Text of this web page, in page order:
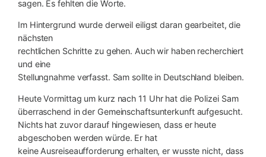
sagen. Es fehlten die Worte.
Im Hintergrund wurde derweil eiligst daran gearbeitet, die
nächsten
rechtlichen Schritte zu gehen. Auch wir haben recherchiert
und eine
Stellungnahme verfasst. Sam sollte in Deutschland bleiben.
Heute Vormittag um kurz nach 11 Uhr hat die Polizei Sam
überraschend in der Gemeinschaftsunterkunft aufgesucht.
Nichts hat zuvor darauf hingewiesen, dass er heute
abgeschoben werden würde. Er hat
keine Ausreiseaufforderung erhalten, er wusste nicht, dass